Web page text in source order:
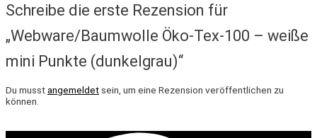
Schreibe die erste Rezension für
„Webware/Baumwolle Öko-Tex-100 – weiße
mini Punkte (dunkelgrau)“
Du musstangemeldet sein, um eine Rezension veröffentlichen zu
können.